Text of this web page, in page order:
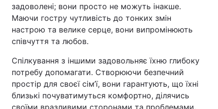
задоволені; вони просто не можуть інакше.
Маючи гостру чутливість до тонких змін
настрою та велике серце, вони випромінюють
співчуття та любов.
Спілкування з іншими задовольняє їхню глибоку
потребу допомагати. Створюючи безпечний
простір для своєї сім’ї, вони гарантують, що їхні
близькі почуватимуться комфортно, ділячись
своїми вразливими сторонами та проблемами.